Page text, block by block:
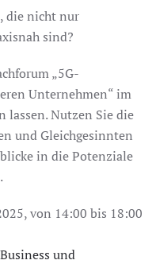
die nicht nur
sind?
„5G-
Unternehmen“ im
lassen. Nutzen Sie die
und Gleichgesinnten
in die Potenziale
von 14:00 bis 18:00
und